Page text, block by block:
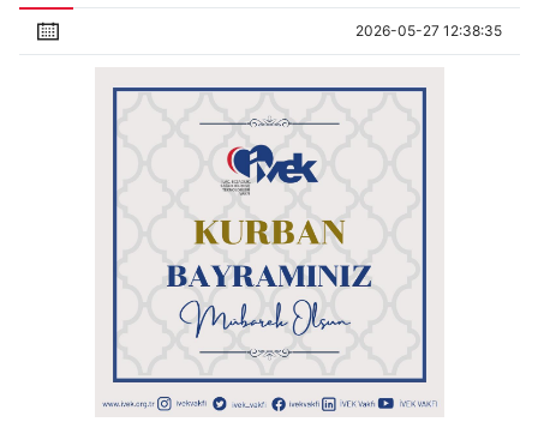
2026-05-27 12:38:35